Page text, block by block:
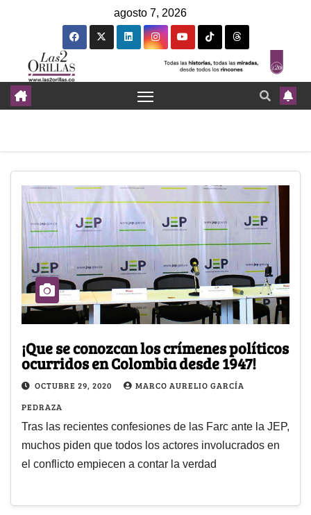
agosto 7, 2026
¡Que se conozcan los crímenes políticos
ocurridos en Colombia desde 1947!
OCTUBRE 29, 2020
MARCO AURELIO GARCÍA
PEDRAZA
Tras las recientes confesiones de las Farc ante la JEP,
muchos piden que todos los actores involucrados en
el conflicto empiecen a contar la verdad